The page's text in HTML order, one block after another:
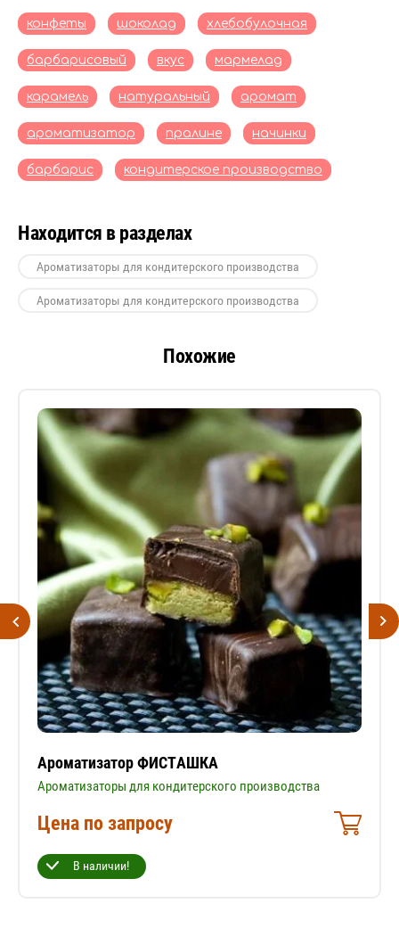
конфеты шоколад хлебобулочная
барбарисовый вкус мармелад
карамель натуральный аромат
ароматизатор пралине начинки
барбарис кондитерское производство
Находится в разделах
Ароматизаторы для кондитерского производства
Ароматизаторы для кондитерского производства
Похожие
Ароматизатор ФИСТАШКА
Ароматизаторы для кондитерского производства
Цена по запросу
В наличии!